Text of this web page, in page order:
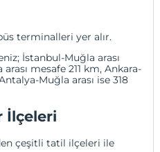
terminalleri yer alır.
İstanbul-Muğla arası
mesafe 211 km, Ankara-
Muğla arası ise 318
İlçeleri
çeşitli tatil ilçeleri ile